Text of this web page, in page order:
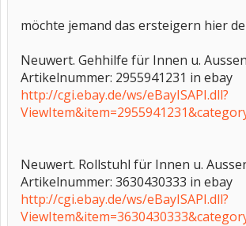
möchte jemand das ersteigern hier
Neuwert. Gehhilfe für Innen u. Aussen
Artikelnummer: 2955941231 in ebay
http://cgi.ebay.de/ws/eBayISAPI.dll?
Neuwert. Rollstuhl für Innen u.
Artikelnummer: 3630430333 in ebay
http://cgi.ebay.de/ws/eBayISAPI.dll?